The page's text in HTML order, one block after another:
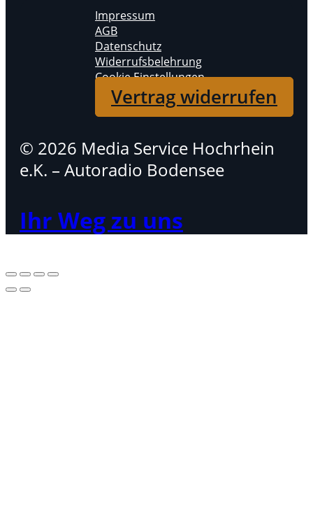
Impressum
AGB
Datenschutz
Widerrufsbelehrung
Cookie Einstellungen
Vertrag widerrufen
© 2026 Media Service Hochrhein
e.K. – Autoradio Bodensee
Ihr Weg zu uns